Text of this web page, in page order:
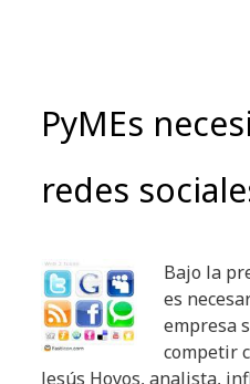
PyMEs
redes
Bajo la
es
empresa
competir
Jesús Hoyos, analista,